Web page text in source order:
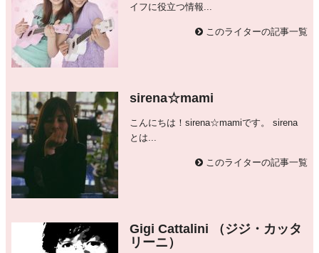
イフに役立つ情報...
このライターの記事一覧
sirena☆mami
こんにちは！sirena☆mamiです。 sirena
とは...
このライターの記事一覧
Gigi Cattalini （ジジ・カッタ
リーニ）